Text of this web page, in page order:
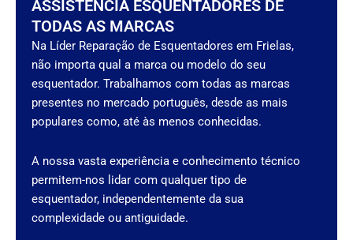
ASSISTÊNCIA ESQUENTADORES DE
TODAS AS MARCAS
Na Líder Reparação de Esquentadores em Frielas,
não importa qual a marca ou modelo do seu
esquentador. Trabalhamos com todas as marcas
presentes no mercado português, desde as mais
populares como, até às menos conhecidas.
A nossa vasta experiência e conhecimento técnico
permitem-nos lidar com qualquer tipo de
esquentador, independentemente da sua
complexidade ou antiguidade.